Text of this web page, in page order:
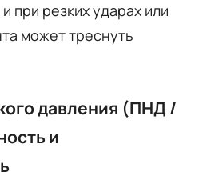
при резких ударах или
может треснуть
давления (ПНД /
и